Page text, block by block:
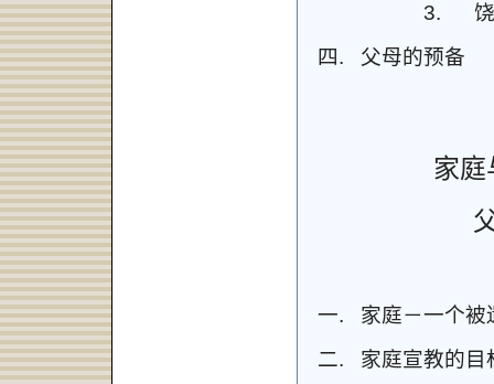
3.
四.
父母的预备
家庭
一.
家庭－一个被
二.
家庭宣教的目